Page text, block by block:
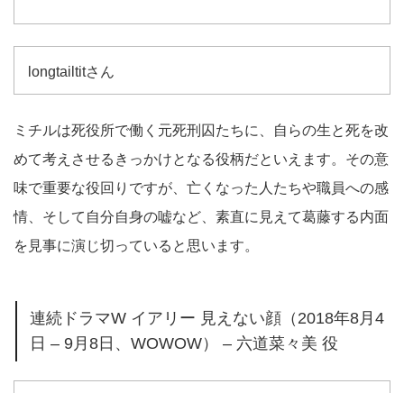
入
longtailtitさん
ミチルは死役所で働く元死刑囚たちに、自らの生と死を改
めて考えさせるきっかけとなる役柄だといえます。その意
味で重要な役回りですが、亡くなった人たちや職員への感
情、そして自分自身の嘘など、素直に見えて葛藤する内面
を見事に演じ切っていると思います。
連続ドラマW イアリー 見えない顔（2018年8月4
日 – 9月8日、WOWOW） – 六道菜々美 役